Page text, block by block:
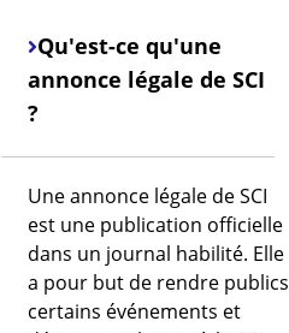
Qu'est-ce qu'une
annonce légale de SCI
?
Une annonce légale de SCI
est une publication officielle
dans un journal habilité. Elle
a pour but de rendre publics
certains événements et